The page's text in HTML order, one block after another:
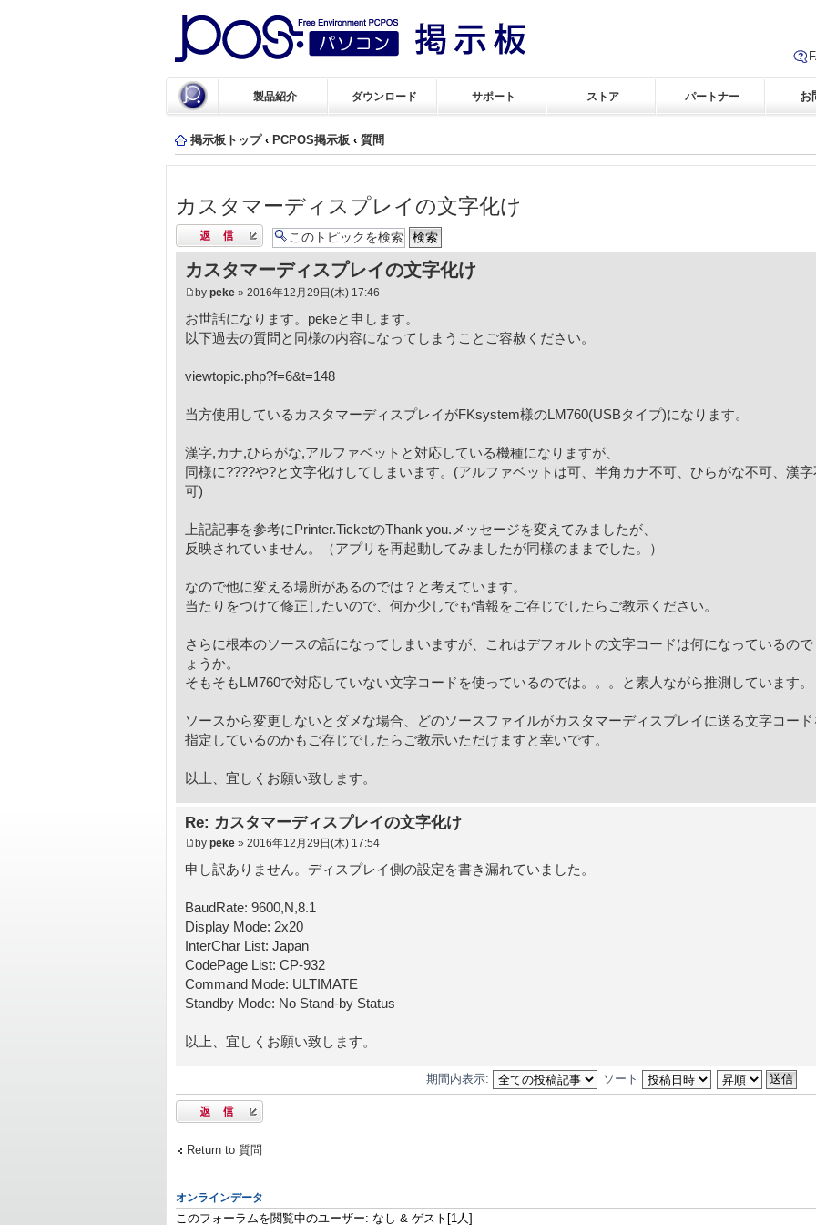
製品紹介 ダウンロード サポート ストア パートナー お
掲示板トップ ‹ PCPOS掲示板 ‹ 質問
カスタマーディスプレイの文字化け
返信する
カスタマーディスプレイの文字化け
by peke » 2016年12月29日(木) 17:46
お世話になります。pekeと申します。
以下過去の質問と同様の内容になってしまうことご容赦ください。
viewtopic.php?f=6&t=148
当方使用しているカスタマーディスプレイがFKsystem様のLM760(USBタイプ)になります。
漢字,カナ,ひらがな,アルファベットと対応している機種になりますが、
同様に????や?と文字化けしてしまいます。(アルファベットは可、半角カナ不可、ひらがな不可、漢字
可)
上記記事を参考にPrinter.TicketのThank you.メッセージを変えてみましたが、
反映されていません。（アプリを再起動してみましたが同様のままでした。）
なので他に変える場所があるのでは？と考えています。
当たりをつけて修正したいので、何か少しでも情報をご存じでしたらご教示ください。
さらに根本のソースの話になってしまいますが、これはデフォルトの文字コードは何になっているので
ょうか。
そもそもLM760で対応していない文字コードを使っているのでは。。。と素人ながら推測しています。
ソースから変更しないとダメな場合、どのソースファイルがカスタマーディスプレイに送る文字コード
指定しているのかもご存じでしたらご教示いただけますと幸いです。
以上、宜しくお願い致します。
Re: カスタマーディスプレイの文字化け
by peke » 2016年12月29日(木) 17:54
申し訳ありません。ディスプレイ側の設定を書き漏れていました。
BaudRate: 9600,N,8.1
Display Mode: 2x20
InterChar List: Japan
CodePage List: CP-932
Command Mode: ULTIMATE
Standby Mode: No Stand-by Status
以上、宜しくお願い致します。
期間内表示: ソート
返信する
Return to 質問
オンラインデータ
このフォーラムを閲覧中のユーザー: なし & ゲスト[1人]